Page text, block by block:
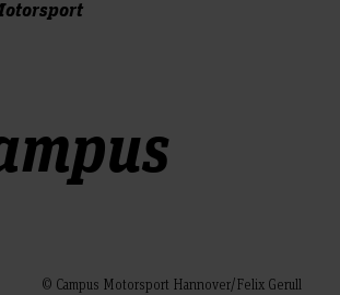
© Campus Motorsport Hannover/Felix Gerull